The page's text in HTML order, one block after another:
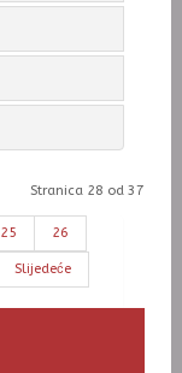
Stranica 28 od 37
25 26
Slijedeće